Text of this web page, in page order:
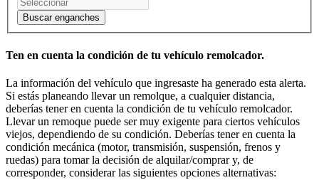
Buscar enganches
Ten en cuenta la condición de tu vehículo remolcador.
La información del vehículo que ingresaste ha generado esta alerta.
Si estás planeando llevar un remolque, a cualquier distancia,
deberías tener en cuenta la condición de tu vehículo remolcador.
Llevar un remoque puede ser muy exigente para ciertos vehículos
viejos, dependiendo de su condición. Deberías tener en cuenta la
condición mecánica (motor, transmisión, suspensión, frenos y
ruedas) para tomar la decisión de alquilar/comprar y, de
corresponder, considerar las siguientes opciones alternativas: